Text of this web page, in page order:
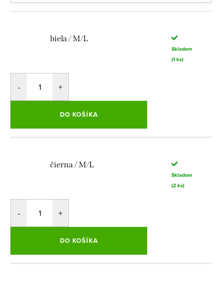
biela / M/L
Skladom
(1 ks)
DO KOŠÍKA
čierna / M/L
Skladom
(2 ks)
DO KOŠÍKA